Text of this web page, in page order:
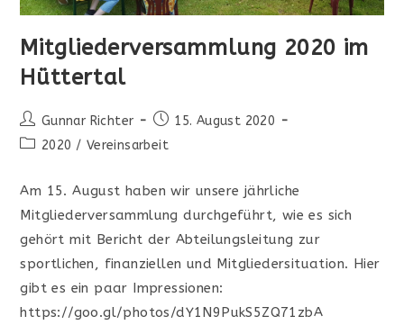
Mitgliederversammlung 2020 im
Hüttertal
Beitrags-
Autor:
Gunnar Richter
Beitrag
veröffentlicht:
15. August 2020
Beitrags-
2020 / Vereinsarbeit
Am 15. August haben wir unsere jährliche
Mitgliederversammlung durchgeführt, wie es sich
gehört mit Bericht der Abteilungsleitung zur
sportlichen, finanziellen und Mitgliedersituation. Hier
gibt es ein paar Impressionen:
https://goo.gl/photos/dY1N9PukS5ZQ71zbA